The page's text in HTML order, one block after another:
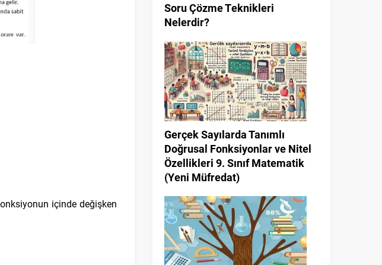
içinde değişken
Soru Çözme Teknikleri
Nelerdir?
Gerçek Sayılarda Tanımlı
Doğrusal Fonksiyonlar ve Nitel
Özellikleri 9. Sınıf Matematik
(Yeni Müfredat)